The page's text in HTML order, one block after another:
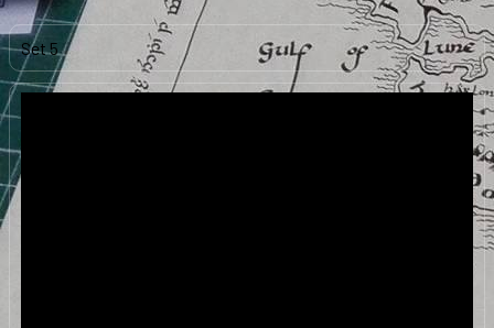
Set5